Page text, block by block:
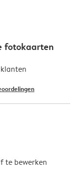
fotokaarten
te bewerken